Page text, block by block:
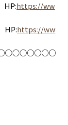
https://ww
https://ww